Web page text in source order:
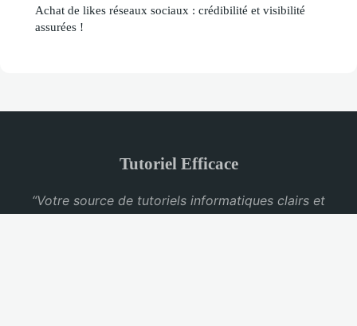
Achat de likes réseaux sociaux : crédibilité et visibilité
assurées !
Tutoriel Efficace
“Votre source de tutoriels informatiques clairs et